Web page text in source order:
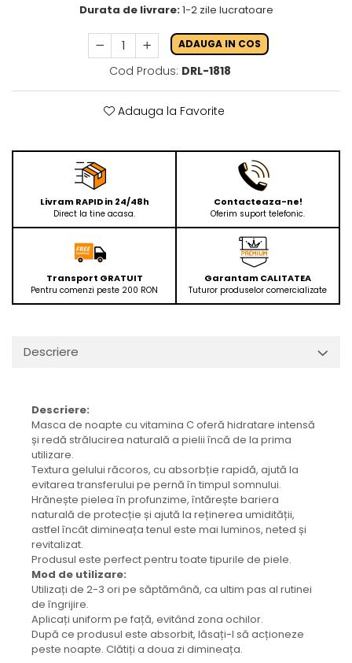
Durata de livrare:1-2 zile lucratoare
ADAUGA IN COS
Cod Produs: DRL-1818
Adauga la Favorite
Livram RAPID in 24/48h
Direct la tine acasa.
Contacteaza-ne!
Oferim suport telefonic.
Transport GRATUIT
Pentru comenzi peste 200 RON
Garantam CALITATEA
Tuturor produselor comercializate
Descriere
Descriere:
Masca de noapte cu vitamina C oferă hidratare intensă
și redă strălucirea naturală a pielii încă de la prima
utilizare.
Textura gelului răcoros, cu absorbție rapidă, ajută la
evitarea transferului pe pernă în timpul somnului.
Hrănește pielea în profunzime, întărește bariera
naturală de protecție și ajută la reținerea umidității,
astfel încât dimineața tenul este mai luminos, neted și
revitalizat.
Produsul este perfect pentru toate tipurile de piele.
Mod de utilizare:
Utilizați de 2-3 ori pe săptămână, ca ultim pas al rutinei
de îngrijire.
Aplicați uniform pe față, evitând zona ochilor.
După ce produsul este absorbit, lăsați-l să acționeze
peste noapte. Clătiți a doua zi dimineața.